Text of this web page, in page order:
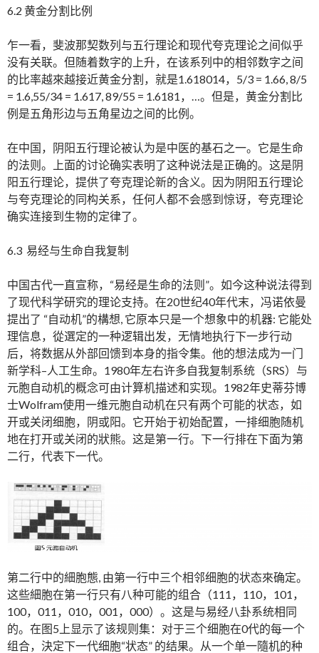
6.2 黄金分割比例
乍一看，斐波那契数列与五行理论和现代夸克理论之间似乎
没有关联。但随着数字的上升，在该系列中的相邻数字之间
的比率越來越接近黄金分割，就是1.618014，5/3 = 1.66, 8/5
= 1.6,55/34 = 1.617, 89/55 = 1.6181，…。但是，黄金分割比
例是五角形边与五角星边之间的比例。
在中国，阴阳五行理论被认为是中医的基石之一。它是生命
的法则。上面的讨论确实表明了这种说法是正确的。这是阴
阳五行理论，提供了夸克理论新的含义。因为阴阳五行理论
与夸克理论的同构关系，任何人都不会感到惊讶，夸克理论
确实连接到生物的定律了。
6.3 易经与生命自我复制
中国古代一直宣称，“易经是生命的法则”。如今这种说法得到
了现代科学研究的理论支持。在20世纪40年代末，冯诺依曼
提出了 “自动机”的構想, 它原本只是一个想象中的机器: 它能处
理信息，從選定的一种逻辑出发，无情地执行下一步行动
后，将数据从外部回馈到本身的指令集。他的想法成为一门
新学科–人工生命。1980年左右许多自我复制系统（SRS）与
元胞自动机的概念可由计算机描述和实现。1982年史蒂芬博
士Wolfram使用一维元胞自动机在只有两个可能的状态，如
开或关闭细胞，阴或阳。它开始于初始配置，一排细胞随机
地在打开或关闭的狀熊。这是第一行。下一行排在下面为第
二行，代表下一代。
第二行中的細胞態, 由第一行中三个相邻细胞的状态來确定。
这些細胞在第一行只有八种可能的组合（111，110，101，
100，011，010，001，000）。这是与易经八卦系统相同
的。在图5上显示了该规则集：对于三个细胞在0代的每一个
组合，決定下一代细胞“状态” 的结果。从一个单一隨机的种